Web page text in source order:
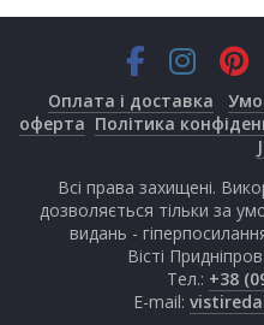
Оплата і доставка
оферта Політика
Всі права захищені.
дозволяється тільки за
видань -
Вісті
Тел.: +38
E-mail: